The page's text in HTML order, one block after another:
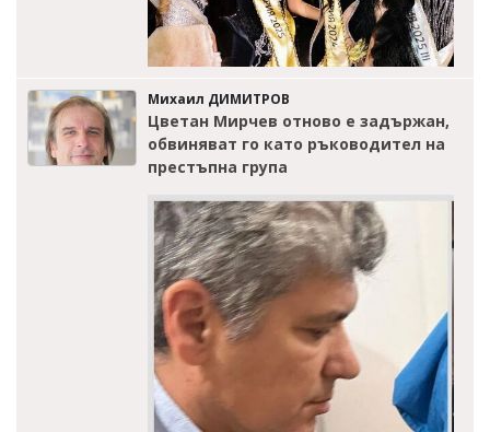
Михаил ДИМИТРОВ
Цветан Мирчев отново е задържан,
обвиняват го като ръководител на
престъпна група